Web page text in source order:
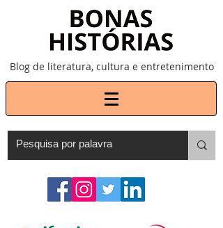
Blog de literatura, cultura e entretenimento